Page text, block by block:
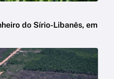
do Sírio-Libanês, em